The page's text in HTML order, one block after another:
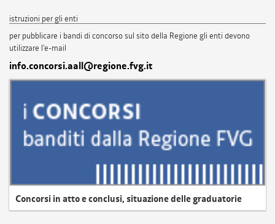
istruzioni per gli enti
per pubblicare i bandi di concorso sul sito della Regione gli enti devono
utilizzare l'e-mail
info.concorsi.aall@regione.fvg.it
Concorsi in atto e conclusi, situazione delle graduatorie